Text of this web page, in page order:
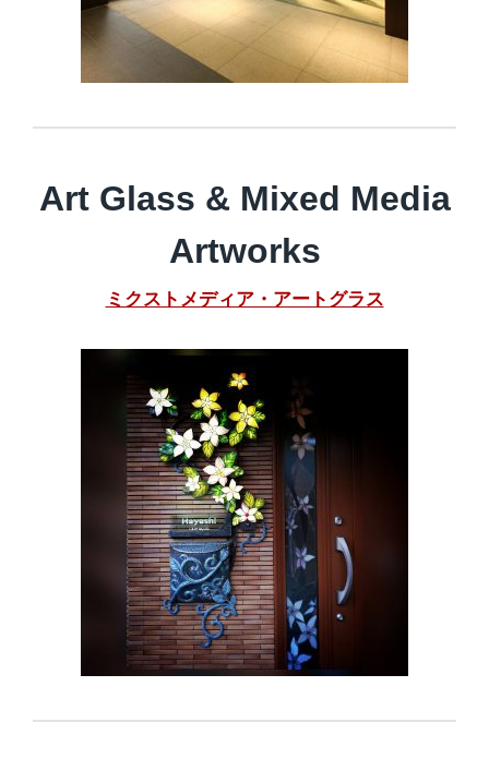
Art Glass & Mixed Media
Artworks
ミクストメディア・アートグラス